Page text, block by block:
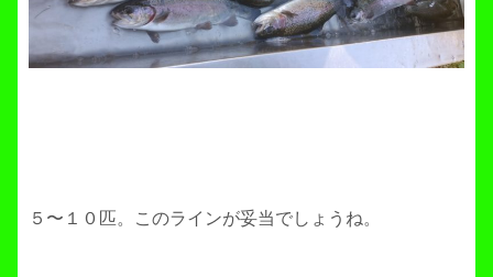
５〜１０匹。このラインが妥当でしょうね。